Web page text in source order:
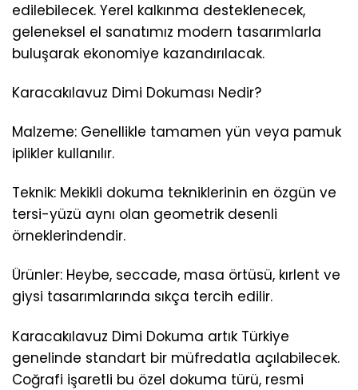
edilebilecek. Yerel kalkınma desteklenecek,
geleneksel el sanatımız modern tasarımlarla
buluşarak ekonomiye kazandırılacak.
Karacakılavuz Dimi Dokuması Nedir?
Malzeme: Genellikle tamamen yün veya pamuk
iplikler kullanılır.
Teknik: Mekikli dokuma tekniklerinin en özgün ve
tersi-yüzü aynı olan geometrik desenli
örneklerindendir.
Ürünler: Heybe, seccade, masa örtüsü, kırlent ve
giysi tasarımlarında sıkça tercih edilir.
Karacakılavuz Dimi Dokuma artık Türkiye
genelinde standart bir müfredatla açılabilecek.
Coğrafi işaretli bu özel dokuma türü, resmi